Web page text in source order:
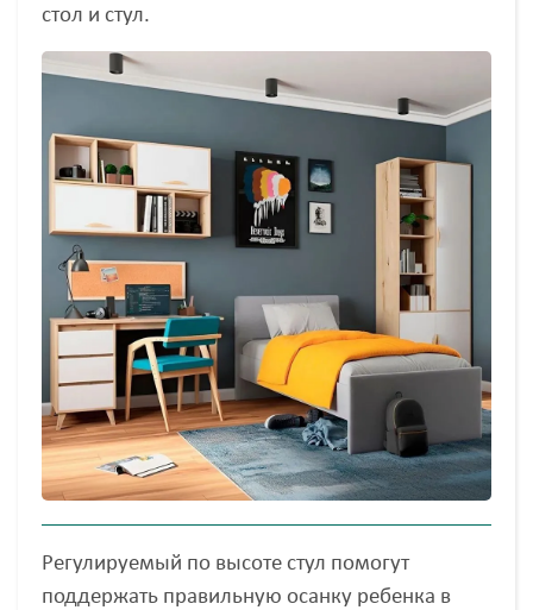
стол и стул.
Регулируемый по высоте стул помогут
поддержать правильную осанку ребенка в